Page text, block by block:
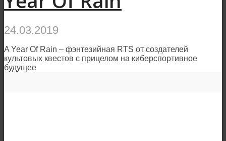
24.03.2019
A Year Of Rain – фэнтезийная RTS от создателей
культовых квестов с прицелом на киберспортивное
будущее